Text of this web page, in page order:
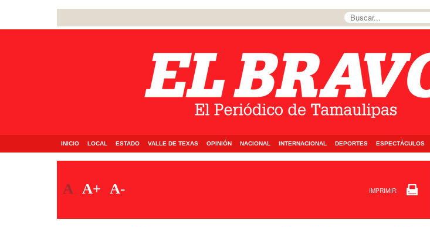
INICIO LOCAL ESTADO VALLE DE TEXAS OPINIÓN NACIONAL INTERNACIONAL DEPORTES ESPECTÁCULOS
A A+ A- IMPRIMIR: